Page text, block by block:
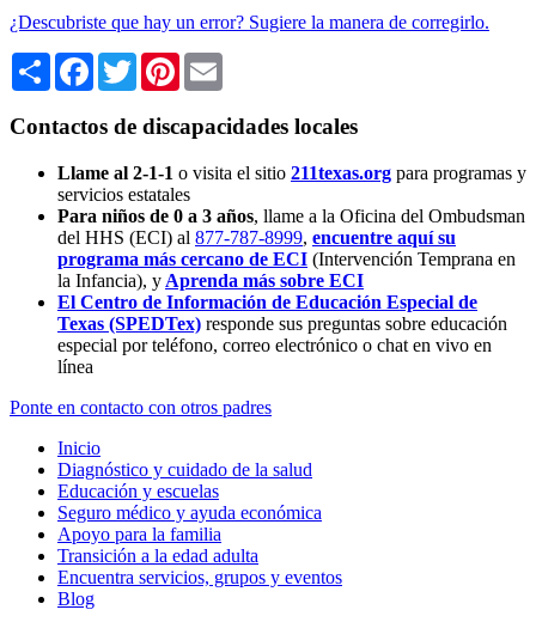
¿Descubriste que hay un error? Sugiere la manera de corregirlo.
Share Facebook
TwitterPinterest
Contactos de discapacidades locales
Llame al 2-1-1 o visita el sitio 211texas.org para programas y
servicios estatales
Para niños de 0 a 3 años, llame a la Oficina del Ombudsman
del HHS (ECI) al 877-787-8999, encuentre aquí su
programa más cercano de ECI (Intervención Temprana en
la Infancia), y Aprenda más sobre ECI
El Centro de Información de Educación Especial de
Texas (SPEDTex) responde sus preguntas sobre educación
especial por teléfono, correo electrónico o chat en vivo en
línea
Ponte en contacto con otros padres
Inicio
Diagnóstico y cuidado de la salud
Educación y escuelas
Seguro médico y ayuda económica
Apoyo para la familia
Transición a la edad adulta
Encuentra servicios, grupos y eventos
Blog